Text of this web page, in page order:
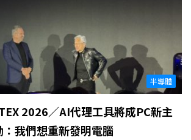
半導體
2026／AI代理工具將成PC新主
：我們想重新發明電腦